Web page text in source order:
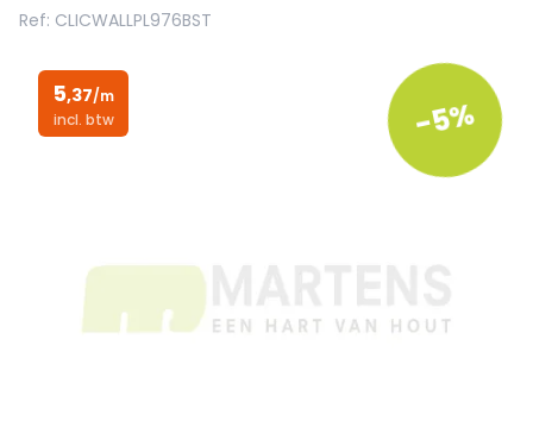
Ref: CLICWALLPL976BST
5,37/m
incl. btw
-5%